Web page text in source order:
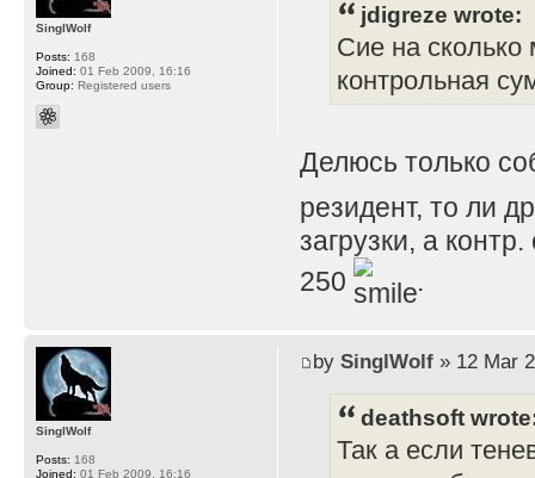
jdigreze wrote:
Сие на сколько
контрольная
Делюсь только
резидент, то ли
загрузки, а
250
.
SinglWolf
Posts: 168
Joined: 01 Feb 2009, 16:16
Group: Registered users
by SinglWolf» 12 Mar
deathsoft
Так а если
SinglWolf
Posts: 168
Joined: 01 Feb 2009, 16:16